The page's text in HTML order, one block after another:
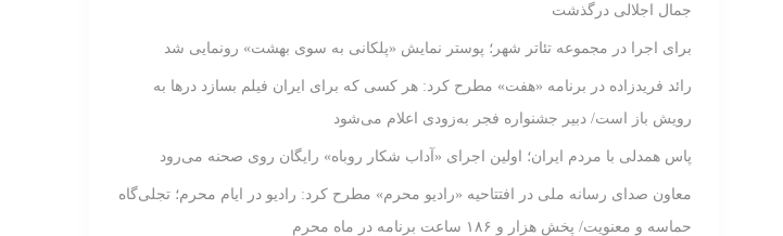
جمال اجلالی درگذشت
برای اجرا در مجموعه تئاتر شهر؛ پوستر نمایش «پلکانی به‌ سوی بهشت» رونمایی شد
رائد فریدزاده در برنامه «هفت» مطرح کرد: هر کسی که برای ایران فیلم بسازد در‌ها به
رویش باز است/ دبیر جشنواره فجر به‌زودی اعلام می‌شود
پاس همدلی با مردم ایران؛ اولین اجرای «آداب شکار روباه» رایگان روی صحنه می‌رود
معاون صدای رسانه ملی در افتتاحیه «رادیو محرم» مطرح کرد: رادیو در ایام محرم‌؛ تجلی‌گاه
حماسه و معنویت/ پخش هزار و ۱۸۶ ساعت برنامه در ماه محرم